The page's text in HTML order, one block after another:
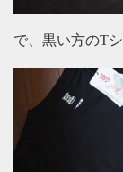
で、黒い方のT